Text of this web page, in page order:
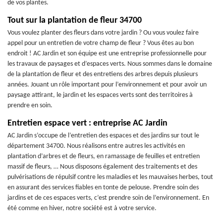
de vos plantes.
Tout sur la plantation de fleur 34700
Vous voulez planter des fleurs dans votre jardin ? Ou vous voulez faire
appel pour un entretien de votre champ de fleur ? Vous êtes au bon
endroit ! AC Jardin et son équipe est une entreprise professionnelle pour
les travaux de paysages et d’espaces verts. Nous sommes dans le domaine
de la plantation de fleur et des entretiens des arbres depuis plusieurs
années. Jouant un rôle important pour l’environnement et pour avoir un
paysage attirant, le jardin et les espaces verts sont des territoires à
prendre en soin.
Entretien espace vert : entreprise AC Jardin
AC Jardin s’occupe de l’entretien des espaces et des jardins sur tout le
département 34700. Nous réalisons entre autres les activités en
plantation d’arbres et de fleurs, en ramassage de feuilles et entretien
massif de fleurs, … Nous disposons également des traitements et des
pulvérisations de répulsif contre les maladies et les mauvaises herbes, tout
en assurant des services fiables en tonte de pelouse. Prendre soin des
jardins et de ces espaces verts, c’est prendre soin de l’environnement. En
été comme en hiver, notre société est à votre service.